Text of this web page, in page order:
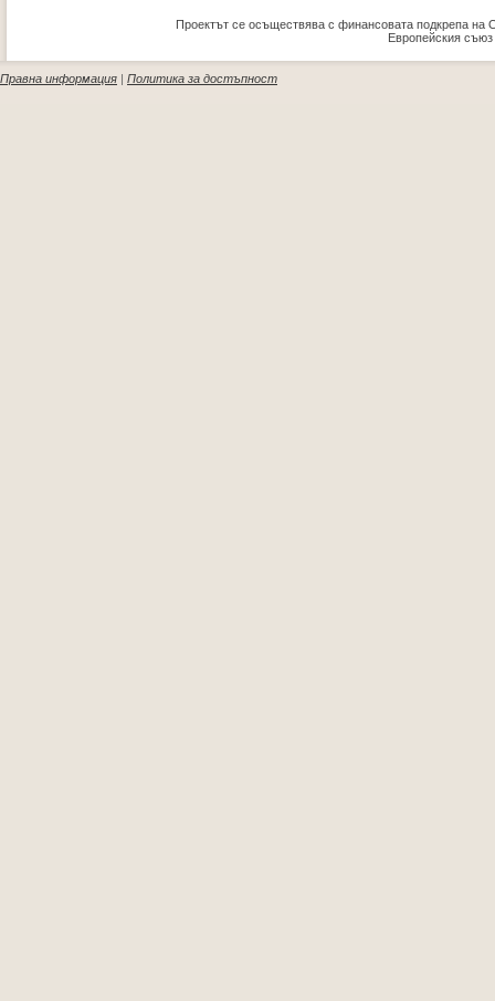
Проектът се осъществява с финансовата подкрепа на
Европейския
Правна информация | Политика за достъпност